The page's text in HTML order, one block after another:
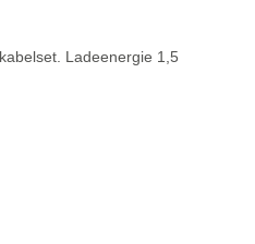
Ladeenergie 1,5